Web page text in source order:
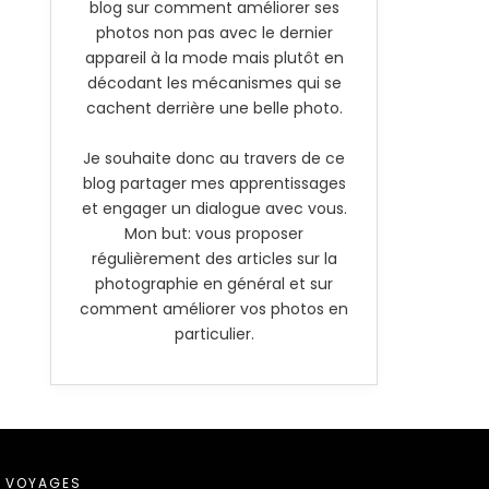
blog sur comment améliorer ses
photos non pas avec le dernier
appareil à la mode mais plutôt en
décodant les mécanismes qui se
cachent derrière une belle photo.
Je souhaite donc au travers de ce
blog partager mes apprentissages
et engager un dialogue avec vous.
Mon but: vous proposer
régulièrement des articles sur la
photographie en général et sur
comment améliorer vos photos en
particulier.
VOYAGES